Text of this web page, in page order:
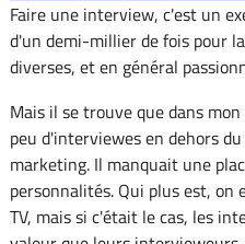
Faire une interview, c'est un
d'un demi-millier de fois pour
diverses, et en général
Mais il se trouve que dans
peu d'interviewes en dehors
marketing. Il manquait une
personnalités. Qui plus est, on
TV, mais si c'était le cas, les